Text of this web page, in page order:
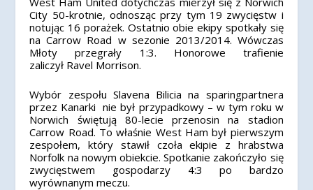
City 50-krotnie, odnosząc przy tym 19 zwycięstw i
notując 16 porażek. Ostatnio obie ekipy spotkały się
na Carrow Road w sezonie 2013/2014. Wówczas
Młoty przegrały 1:3. Honorowe trafienie
zaliczył Ravel Morrison.
Wybór zespołu Slavena Bilicia na sparingpartnera
przez Kanarki nie był przypadkowy – w tym roku w
Norwich świętują 80-lecie przenosin na stadion
Carrow Road. To właśnie West Ham był pierwszym
zespołem, który stawił czoła ekipie z hrabstwa
Norfolk na nowym obiekcie. Spotkanie zakończyło się
zwycięstwem gospodarzy 4:3 po bardzo
wyrównanym meczu.